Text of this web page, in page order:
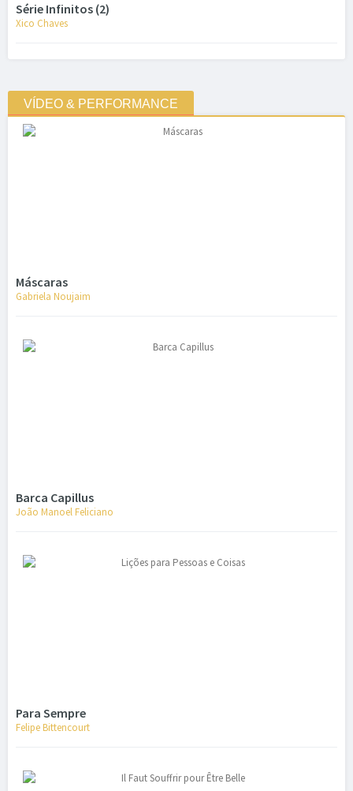
Série Infinitos (2)
Xico Chaves
VÍDEO & PERFORMANCE
Máscaras
Gabriela Noujaim
Barca Capillus
João Manoel Feliciano
Para Sempre
Felipe Bittencourt